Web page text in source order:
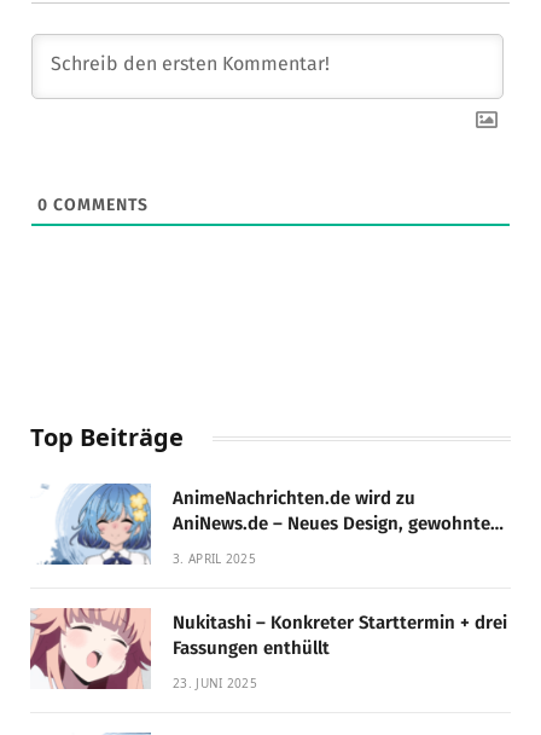
0 COMMENTS
Top Beiträge
AnimeNachrichten.de wird zu
AniNews.de – Neues Design, gewohnte
Qualität!
3. APRIL 2025
Nukitashi – Konkreter Starttermin + drei
Fassungen enthüllt
23. JUNI 2025